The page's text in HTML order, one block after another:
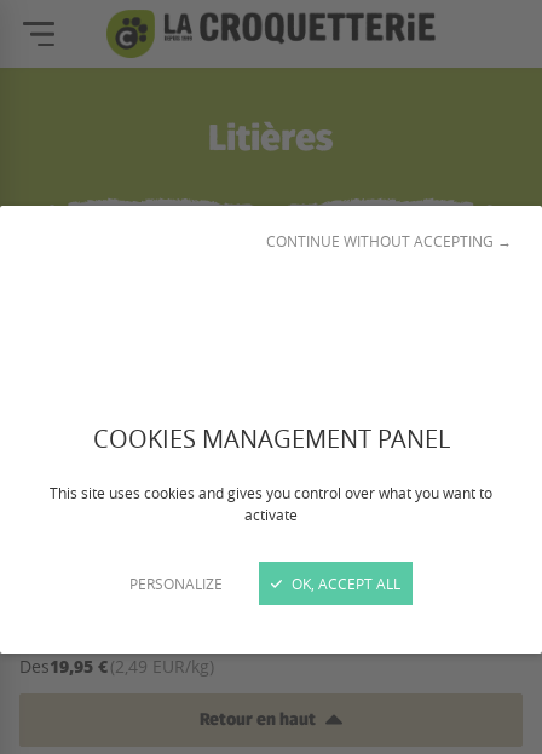
COOKIES MANAGEMENT PANEL
This site uses cookies and gives you control over what you want to
activate
PERSONALIZE
CONTINUE WITHOUT ACCEPTING →
OK, ACCEPT ALL
Litières
Filtrer et classer
Des19,95 €(2,49 EUR/kg)
Retour en haut